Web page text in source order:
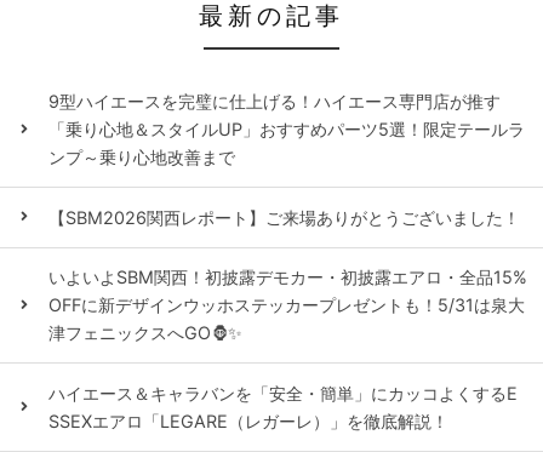
最新の記事
9型ハイエースを完璧に仕上げる！ハイエース専門店が推す
「乗り心地＆スタイルUP」おすすめパーツ5選！限定テールラ
ンプ～乗り心地改善まで
【SBM2026関西レポート】ご来場ありがとうございました！
いよいよSBM関西！初披露デモカー・初披露エアロ・全品15%
OFFに新デザインウッホステッカープレゼントも！5/31は泉大
津フェニックスへGO🦍✨
ハイエース＆キャラバンを「安全・簡単」にカッコよくするE
SSEXエアロ「LEGARE（レガーレ）」を徹底解説！